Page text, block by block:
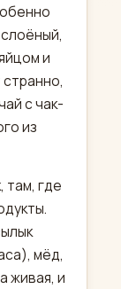
и
с чак-
из
там, где
мёд,
живая, и